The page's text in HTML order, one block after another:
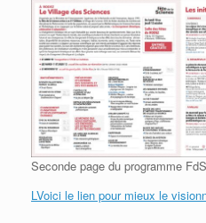
Seconde page du programme
LVoici le lien pour mieux le